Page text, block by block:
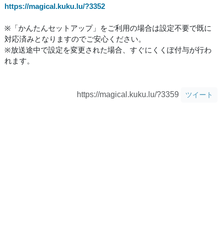
https://magical.kuku.lu/?3352
※「かんたんセットアップ」をご利用の場合は設定不要で既に
対応済みとなりますのでご安心ください。
※放送途中で設定を変更された場合、すぐにくくぽ付与が行わ
れます。
https://magical.kuku.lu/?3359 ツイート